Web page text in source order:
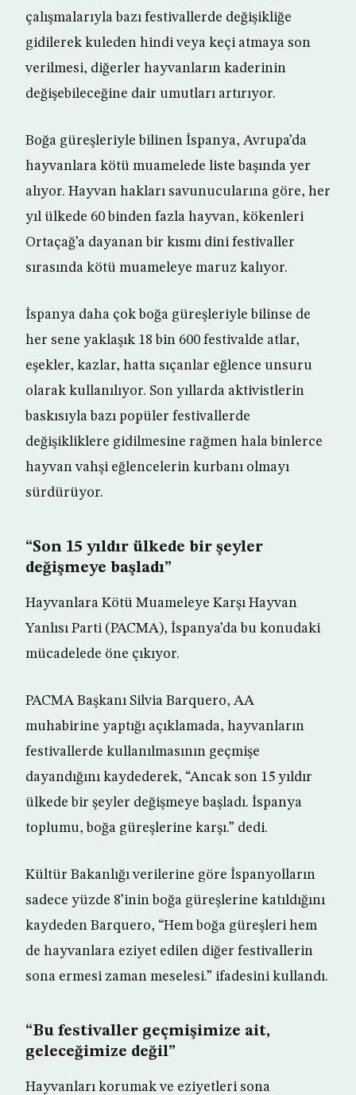
çalışmalarıyla bazı festivallerde değişikliğe
gidilerek kuleden hindi veya keçi atmaya son
verilmesi, diğerler hayvanların kaderinin
değişebileceğine dair umutları artırıyor.
Boğa güreşleriyle bilinen İspanya, Avrupa’da
hayvanlara kötü muamelede liste başında yer
alıyor. Hayvan hakları savunucularına göre, her
yıl ülkede 60 binden fazla hayvan, kökenleri
Ortaçağ’a dayanan bir kısmı dini festivaller
sırasında kötü muameleye maruz kalıyor.
İspanya daha çok boğa güreşleriyle bilinse de
her sene yaklaşık 18 bin 600 festivalde atlar,
eşekler, kazlar, hatta sıçanlar eğlence unsuru
olarak kullanılıyor. Son yıllarda aktivistlerin
baskısıyla bazı popüler festivallerde
değişikliklere gidilmesine rağmen hala binlerce
hayvan vahşi eğlencelerin kurbanı olmayı
sürdürüyor.
“Son 15 yıldır ülkede bir şeyler
değişmeye başladı”
Hayvanlara Kötü Muameleye Karşı Hayvan
Yanlısı Parti (PACMA), İspanya’da bu konudaki
mücadelede öne çıkıyor.
PACMA Başkanı Silvia Barquero, AA
muhabirine yaptığı açıklamada, hayvanların
festivallerde kullanılmasının geçmişe
dayandığını kaydederek, “Ancak son 15 yıldır
ülkede bir şeyler değişmeye başladı. İspanya
toplumu, boğa güreşlerine karşı.” dedi.
Kültür Bakanlığı verilerine göre İspanyolların
sadece yüzde 8’inin boğa güreşlerine katıldığını
kaydeden Barquero, “Hem boğa güreşleri hem
de hayvanlara eziyet edilen diğer festivallerin
sona ermesi zaman meselesi.” ifadesini kullandı.
“Bu festivaller geçmişimize ait,
geleceğimize değil”
Hayvanları korumak ve eziyetleri sona